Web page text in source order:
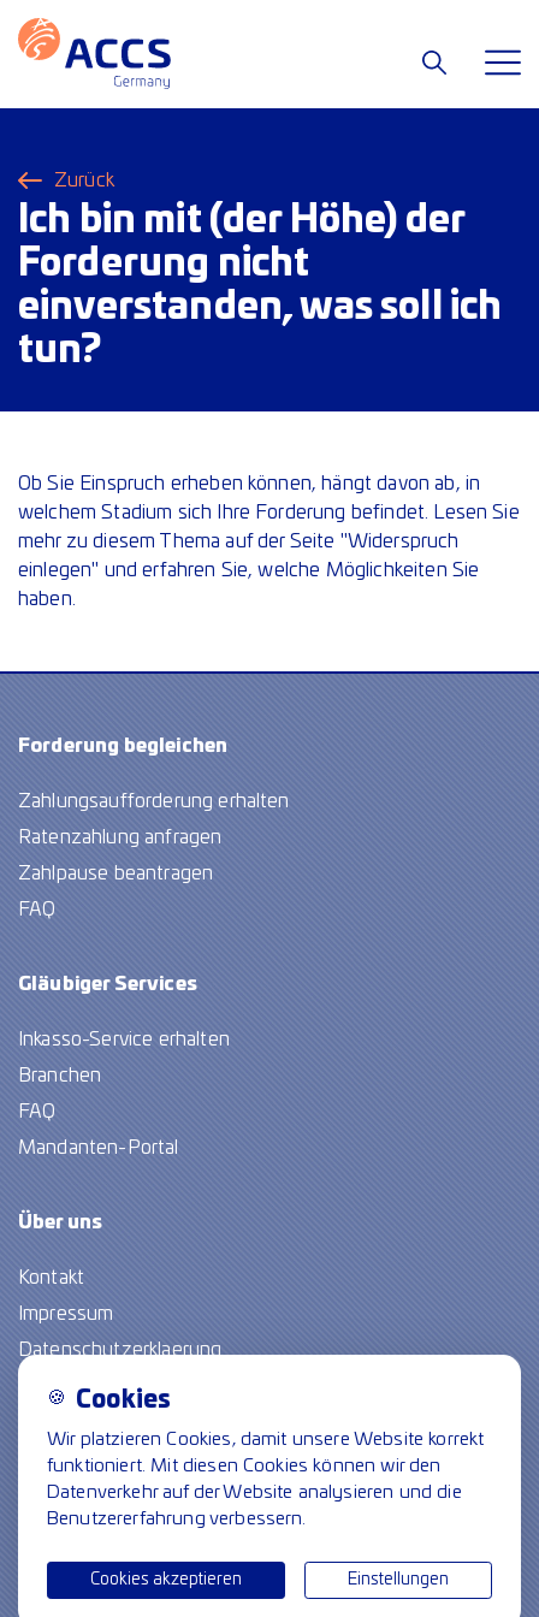
Zurück
Ich bin mit (der Höhe) der
Forderung nicht
einverstanden, was soll ich
tun?
Ob Sie Einspruch erheben können, hängt davon ab, in
welchem Stadium sich Ihre Forderung befindet. Lesen Sie
mehr zu diesem Thema auf der Seite "Widerspruch
einlegen" und erfahren Sie, welche Möglichkeiten Sie
haben.
Forderung begleichen
Zahlungsaufforderung erhalten
Ratenzahlung anfragen
Zahlpause beantragen
FAQ
Gläubiger Services
Inkasso-Service erhalten
Branchen
FAQ
Mandanten-Portal
Über uns
Kontakt
Impressum
Datenschutzerklaerung
Freie Stellen
Folge uns
© Spiegel crossmedia communicatie
🍪 Cookies
Wir platzieren Cookies, damit unsere Website korrekt
funktioniert. Mit diesen Cookies können wir den
Datenverkehr auf der Website analysieren und die
Benutzererfahrung verbessern.
Cookies akzeptieren Einstellungen